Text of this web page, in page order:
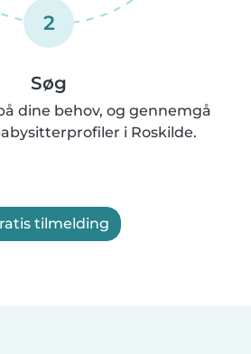
2
Søg
dine behov, og gennemgå
i Roskilde.
tilmelding